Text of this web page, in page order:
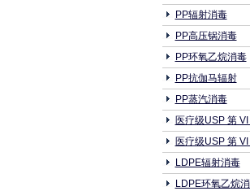
PP辐射消毒
PP高压锅消毒
PP环氧乙烷消毒
PP抗伽马辐射
PP蒸汽消毒
医疗级USP 第
医疗级USP 第
LDPE辐射消毒
LDPE环氧乙烷